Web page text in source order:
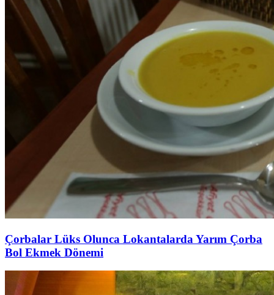
Çorbalar Lüks Olunca Lokantalarda Yarım Çorba
Bol Ekmek Dönemi